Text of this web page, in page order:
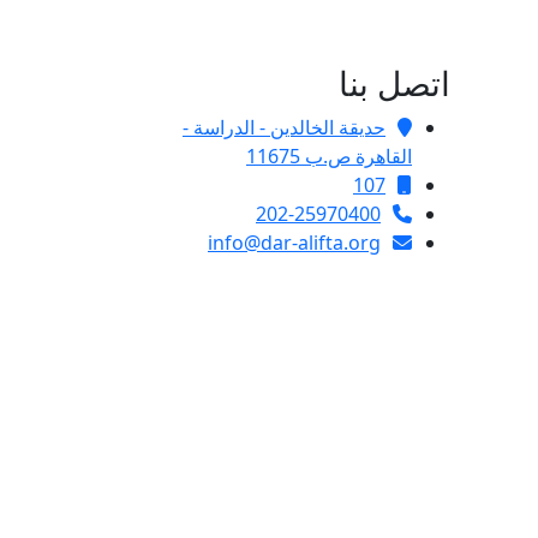
اتصل بنا
حديقة الخالدين - الدراسة -
القاهرة ص.ب 11675
107
202-25970400
info@dar-alifta.org